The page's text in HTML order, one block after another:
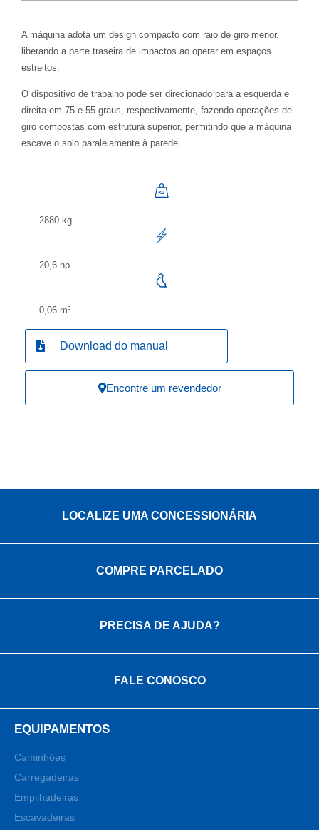
A máquina adota um design compacto com raio de giro menor,
liberando a parte traseira de impactos ao operar em espaços
estreitos.
O dispositivo de trabalho pode ser direcionado para a esquerda e
direita em 75 e 55 graus, respectivamente, fazendo operações de
giro compostas com estrutura superior, permitindo que a máquina
escave o solo paralelamente à parede.
2880 kg
20,6 hp
0,06 m³
Download do manual
Encontre um revendedor
LOCALIZE UMA CONCESSIONÁRIA
COMPRE PARCELADO
PRECISA DE AJUDA?
FALE CONOSCO
EQUIPAMENTOS
Caminhões
Carregadeiras
Empilhadeiras
Escavadeiras